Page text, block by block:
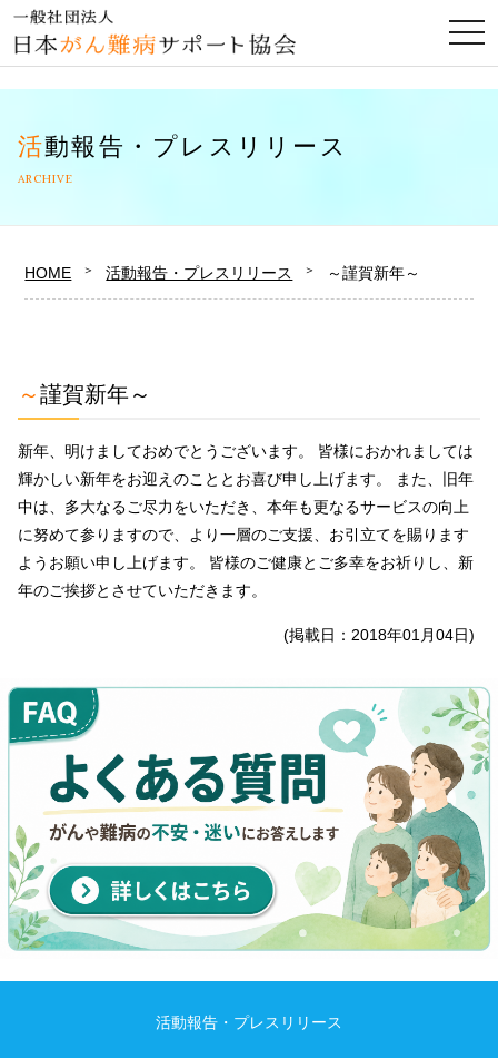
活動報告・プレスリリース
ARCHIVE
HOME 活動報告・プレスリリース ～謹賀新年～
～謹賀新年～
新年、明けましておめでとうございます。 皆様におかれましては
輝かしい新年をお迎えのこととお喜び申し上げます。 また、旧年
中は、多大なるご尽力をいただき、本年も更なるサービスの向上
に努めて参りますので、より一層のご支援、お引立てを賜ります
ようお願い申し上げます。 皆様のご健康とご多幸をお祈りし、新
年のご挨拶とさせていただきます。
(掲載日：2018年01月04日)
活動報告・プレスリリース